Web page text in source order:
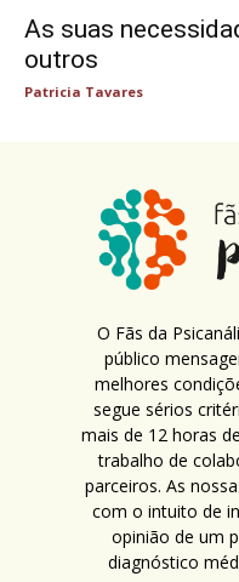
As suas
outros
Patricia Tavares
O Fãs da
público
melhores
segue sérios
mais de 12 horas
trabalho de
parceiros. As
com o intuito de
opinião de um
diagnóstico